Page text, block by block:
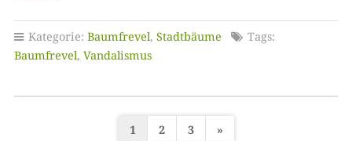
Kategorie: Baumfrevel, Stadtbäume
Tags:
Baumfrevel, Vandalismus
1 2 3 »